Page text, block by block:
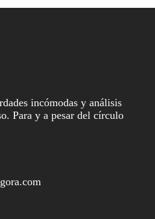
incómodas y análisis
Para y a pesar del círculo